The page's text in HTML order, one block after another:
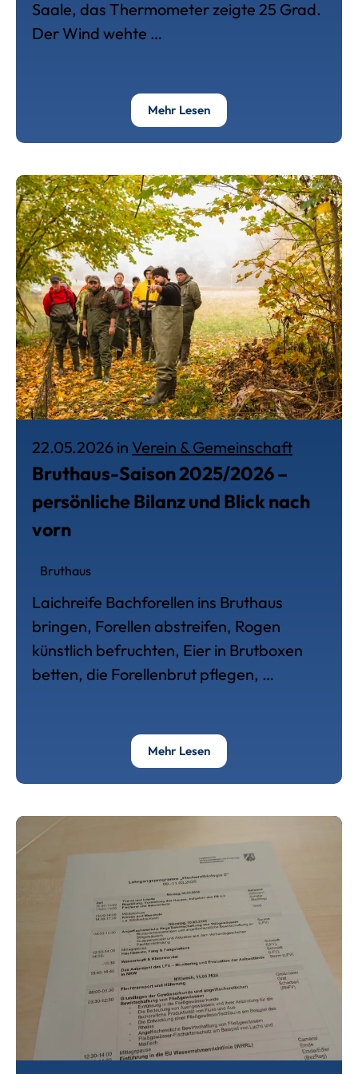
Saale, das Thermometer zeigte 25 Grad.
Der Wind wehte …
Mehr LesenÜber Gemeinsam Angeln
22.05.2026 in Verein & Gemeinschaft
Bruthaus-Saison 2025/2026 –
persönliche Bilanz und Blick nach
vorn
Bruthaus
Laichreife Bachforellen ins Bruthaus
bringen, Forellen abstreifen, Rogen
künstlich befruchten, Eier in Brutboxen
betten, die Forellenbrut pflegen, …
Mehr LesenÜber Bruthaus-Saison